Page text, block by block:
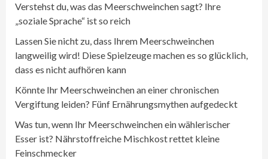
Verstehst du, was das Meerschweinchen sagt? Ihre
„soziale Sprache“ ist so reich
Lassen Sie nicht zu, dass Ihrem Meerschweinchen
langweilig wird! Diese Spielzeuge machen es so glücklich,
dass es nicht aufhören kann
Könnte Ihr Meerschweinchen an einer chronischen
Vergiftung leiden? Fünf Ernährungsmythen aufgedeckt
Was tun, wenn Ihr Meerschweinchen ein wählerischer
Esser ist? Nährstoffreiche Mischkost rettet kleine
Feinschmecker